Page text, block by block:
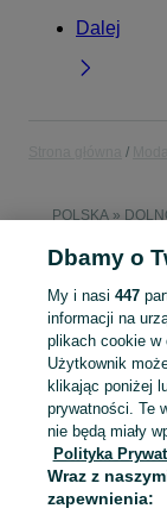
Dalej
POLSKA »
Mapa kategorii
Mapa miejscowości
Mapa ministron
Popularne
Dbamy o
My i nasi 447
informacji na
plikach cookie w
Użytkownik
klikając poniżej
prywatności. Te
nie będą miały
Polityka
Wraz z
zapewnienia: